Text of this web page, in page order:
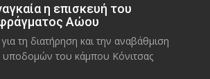
η επισκευή του
Αώου
τη διατήρηση και την αναβάθμιση
υποδομών του κάμπου Κόνιτσας